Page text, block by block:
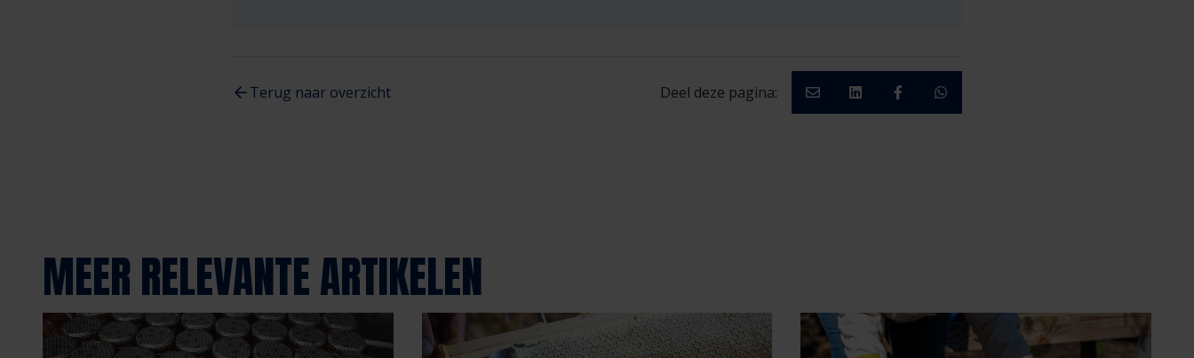
Terug naar overzicht Deel deze pagina:
MEER RELEVANTE ARTIKELEN